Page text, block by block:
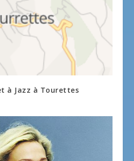
à Jazz à Tourettes